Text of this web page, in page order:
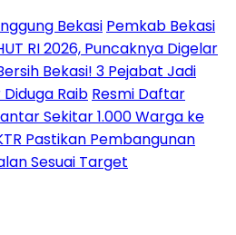
Bekasi Pemkab Bekasi
RI 2026, Puncaknya Digelar
Bekasi! 3 Pejabat Jadi
Raib Resmi Daftar
Sekitar 1.000 Warga ke
Pastikan Pembangunan
Sesuai Target